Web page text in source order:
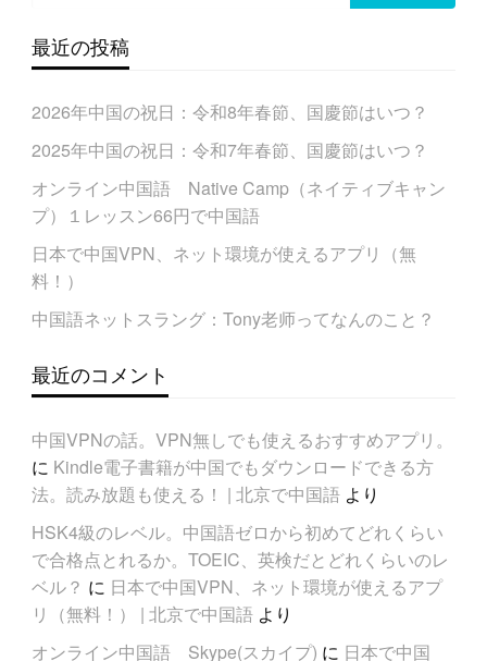
ー
ョ
ン
最近の投稿
2026年中国の祝日：令和8年春節、国慶節はいつ？
2025年中国の祝日：令和7年春節、国慶節はいつ？
オンライン中国語 Native Camp（ネイティブキャン
プ）１レッスン66円で中国語
日本で中国VPN、ネット環境が使えるアプリ（無
料！）
中国語ネットスラング：Tony老师ってなんのこと？
最近のコメント
中国VPNの話。VPN無しでも使えるおすすめアプリ。
に Kindle電子書籍が中国でもダウンロードできる方
法。読み放題も使える！ | 北京で中国語より
HSK4級のレベル。中国語ゼロから初めてどれくらい
で合格点とれるか。TOEIC、英検だとどれくらいのレ
ベル？ に 日本で中国VPN、ネット環境が使えるアプ
リ（無料！） | 北京で中国語より
オンライン中国語 Skype(スカイプ) に 日本で中国